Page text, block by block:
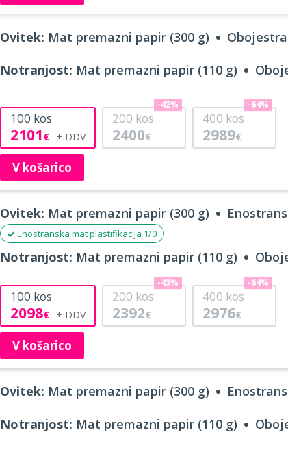
Ovitek: Mat premazni papir (300 g)
Notranjost: Mat premazni papir (110 g)
100 kos
2101€
200 kos
2400€
-42%
400 kos
2989€
-64%
V košarico
Ovitek: Mat premazni papir (300 g)
Enostranska mat plastifikacija 1/0
Notranjost: Mat premazni papir (110 g)
100 kos
2098€
200 kos
2392€
-43%
400 kos
2976€
-64%
V košarico
Ovitek: Mat premazni papir (300 g)
Notranjost: Mat premazni papir (110 g)